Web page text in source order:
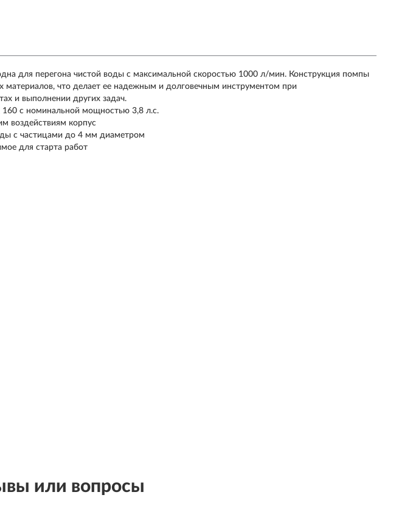
для перегона чистой воды с максимальной скоростью 1000 л/мин. Конструкция помпы
материалов, что делает ее надежным и долговечным инструментом при
и выполнении других задач.
160 с номинальной мощностью 3,8 л.с.
воздействиям корпус
с частицами до 4 мм диаметром
для старта работ
или вопросы